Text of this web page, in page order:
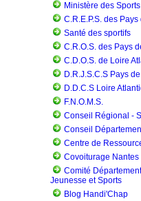
Ministère des Sports
C.R.E.P.S. des
Santé des sportifs
C.R.O.S. des Pays
C.D.O.S. de Loire
D.R.J.S.C.S Pays
D.D.C.S Loire
F.N.O.M.S.
Conseil Régional -
Conseil
Centre de
Covoiturage Nantes
Comité
Jeunesse et Sports
Blog Handi'Chap